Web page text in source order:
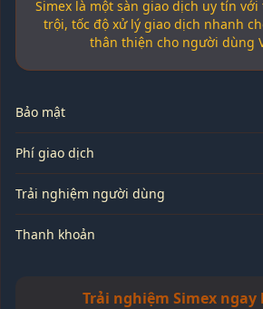
Simex là một sàn giao dịch uy tín
trội, tốc độ xử lý giao dịch nhanh
thân thiện cho người dùng
Bảo mật
Phí giao dịch
Trải nghiệm người dùng
Thanh khoản
Trải nghiệm Simex ngay